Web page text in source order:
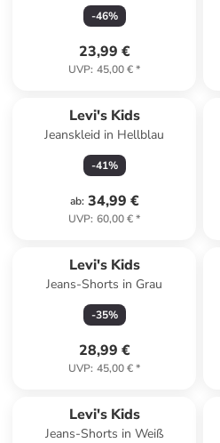
-46%
23,99 €
UVP: 45,00 €*
Levi's Kids
Jeanskleid in Hellblau
-41%
ab: 34,99 €
UVP: 60,00 €*
Levi's Kids
Jeans-Shorts in Grau
-35%
28,99 €
UVP: 45,00 €*
Levi's Kids
Jeans-Shorts in Weiß